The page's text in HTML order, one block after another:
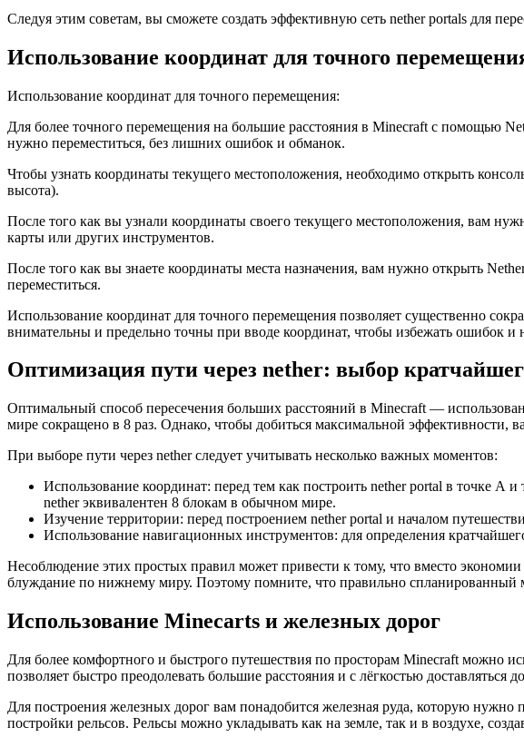
Следуя этим советам, вы сможете создать эффективную сеть nether portals для
Использование координат для точного
Использование координат для точного перемещения:
Для более точного перемещения на большие расстояния в Minecraft с помощью
нужно переместиться, без лишних ошибок и обманок.
Чтобы узнать координаты текущего местоположения, необходимо открыть
высота).
После того как вы узнали координаты своего текущего местоположения, вам
карты или других инструментов.
После того как вы знаете координаты места назначения, вам нужно открыть
переместиться.
Использование координат для точного перемещения позволяет существенно
внимательны и предельно точны при вводе координат, чтобы избежать ошибок и
Оптимизация пути через nether: выбор
Оптимальный способ пересечения больших расстояний в Minecraft —
мире сокращено в 8 раз. Однако, чтобы добиться максимальной эффективности,
При выборе пути через nether следует учитывать несколько важных моментов:
Использование координат: перед тем как построить nether portal в точке
nether эквивалентен 8 блокам в обычном мире.
Изучение территории: перед построением nether portal и началом
Использование навигационных инструментов: для определения
Несоблюдение этих простых правил может привести к тому, что вместо
блуждание по нижнему миру. Поэтому помните, что правильно спланированный
Использование Minecarts и железных дорог
Для более комфортного и быстрого путешествия по просторам Minecraft можно
позволяет быстро преодолевать большие расстояния и с лёгкостью доставляться
Для построения железных дорог вам понадобится железная руда, которую нужно
постройки рельсов. Рельсы можно укладывать как на земле, так и в воздухе,